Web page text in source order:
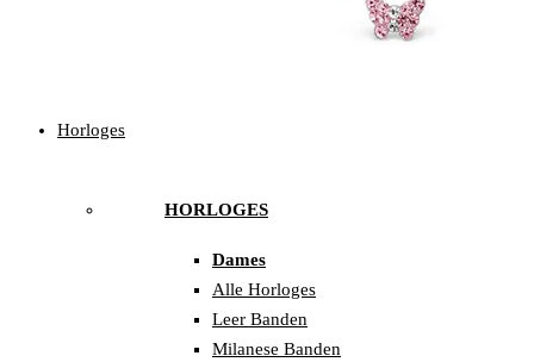
Horloges
HORLOGES
Dames
Alle Horloges
Leer Banden
Milanese Banden